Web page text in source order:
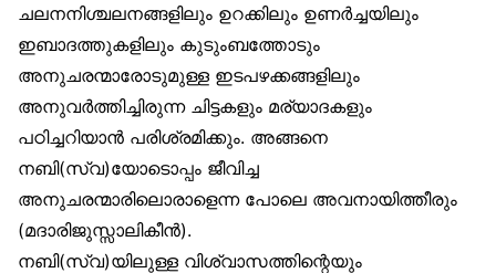
ചലനനിശ്ചലനങ്ങളിലും ഉറക്കിലും ഉണർച്ചയിലും
ഇബാദത്തുകളിലും കുടുംബത്തോടും
അനുചരന്മാരോടുമുള്ള ഇടപഴക്കങ്ങളിലും
അനുവർത്തിച്ചിരുന്ന ചിട്ടകളും മര്യാദകളും
പഠിച്ചറിയാൻ പരിശ്രമിക്കും. അങ്ങനെ
നബി(സ്വ)യോടൊപ്പം ജീവിച്ച
അനുചരന്മാരിലൊരാളെന്ന പോലെ അവനായിത്തീരും
(മദാരിജുസ്സാലികീൻ).
നബി(സ്വ)യിലുള്ള വിശ്വാസത്തിന്റെയും